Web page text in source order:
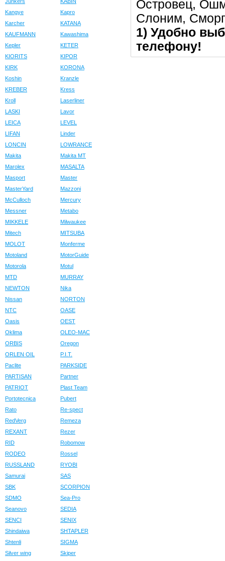
Kangye
Kapro
Karcher
KATANA
KAUFMANN
Kawashima
Kepler
KETER
KIORITS
KIPOR
KIRK
KORONA
Koshin
Kranzle
KREBER
Kress
Kroll
Laserliner
LASKI
Lavor
LEICA
LEVEL
LIFAN
Linder
LONCIN
LOWRANCE
Makita
Makita MT
Marolex
MASALTA
Masport
Master
MasterYard
Mazzoni
McCulloch
Mercury
Messner
Metabo
MIKKELE
Milwaukee
Mitech
MITSUBA
MOLOT
Monferme
Motoland
MotorGuide
Motorola
Motul
MTD
MURRAY
NEWTON
Nika
Nissan
NORTON
NTC
OASE
Oasis
OEST
Oklima
OLEO-MAC
ORBIS
Oregon
ORLEN OIL
P.I.T.
Paclite
PARKSIDE
PARTISAN
Partner
PATRIOT
Plast Team
Portotecnica
Pubert
Rato
Re-spect
RedVerg
Remeza
REXANT
Rezer
RID
Robomow
RODEO
Rossel
RUSSLAND
RYOBI
Samurai
SAS
SBK
SCORPION
SDMO
Sea-Pro
Seanovo
SEDIA
SENCI
SENIX
Shindaiwa
SHTAPLER
Shtenli
SIGMA
Silver wing
Skiper
Островец,
Слоним,
1) Удобно
телефону!